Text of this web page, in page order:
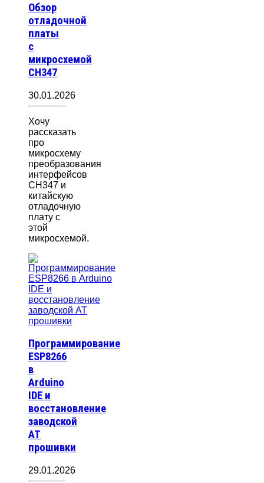
Обзор
отладочной
платы
с
микросхемой
CH347
30.01.2026
Хочу
рассказать
про
микросхему
преобразования
интерфейсов
CH347 и
китайскую
отладочную
плату с
этой
микросхемой.
Программирование
ESP8266
в
Arduino
IDE и
восстановление
заводской
AT
прошивки
29.01.2026